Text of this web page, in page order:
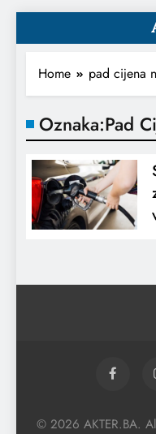
Home pad cijena
Oznaka:Pad
© 2026 AKTER.BA.